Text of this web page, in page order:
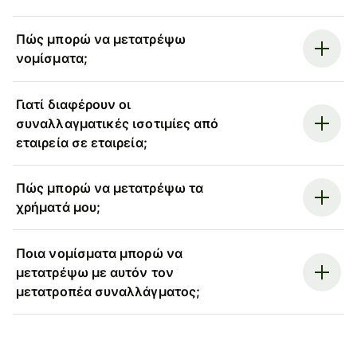
Πώς μπορώ να μετατρέψω
νομίσματα;
Γιατί διαφέρουν οι
συναλλαγματικές ισοτιμίες από
εταιρεία σε εταιρεία;
Πώς μπορώ να μετατρέψω τα
χρήματά μου;
Ποια νομίσματα μπορώ να
μετατρέψω με αυτόν τον
μετατροπέα συναλλάγματος;